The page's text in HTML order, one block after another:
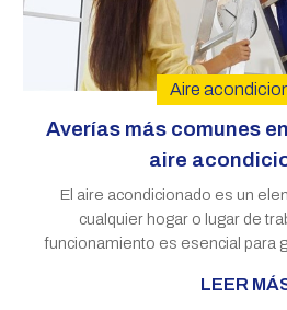
Averías más comunes
aire
Aire
El aire acondicionado es un
cualquier hogar o lugar de
funcionamiento es esencial para
cualquier otro sistemaLEER